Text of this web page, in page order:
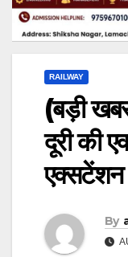
RAILWAY
(बड़ी
दूरी की
By